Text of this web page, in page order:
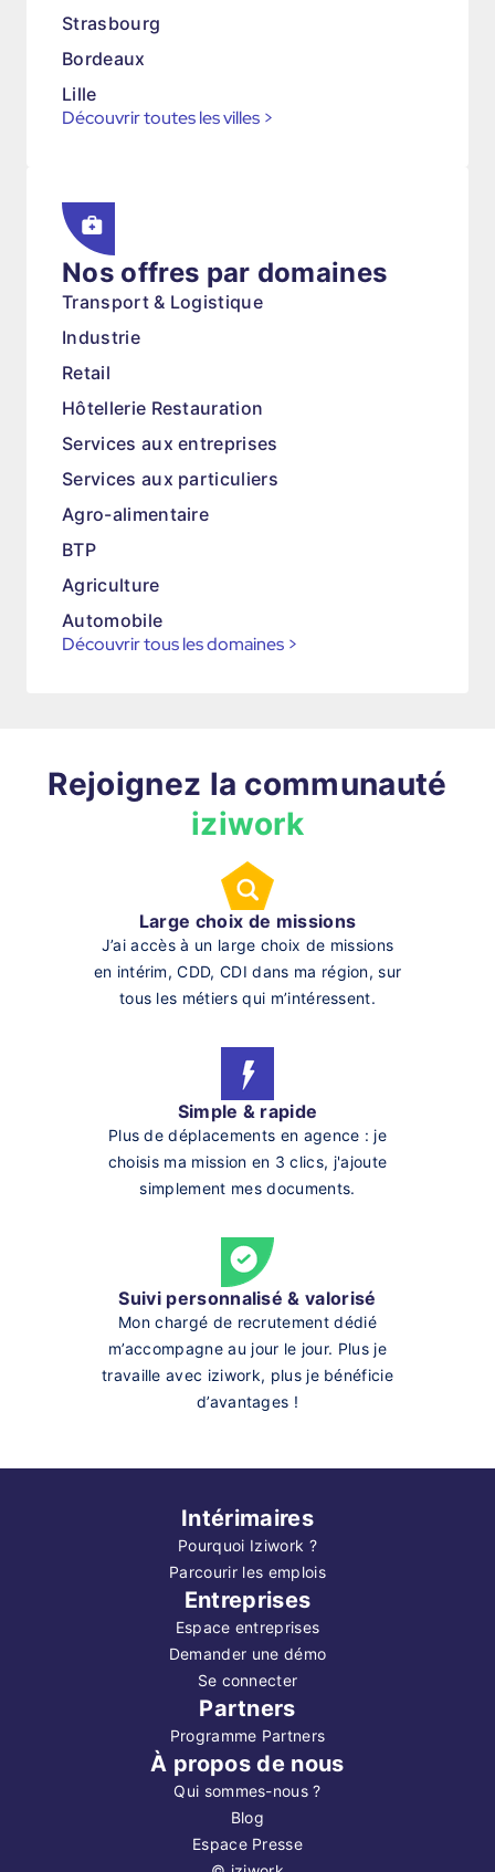
Strasbourg
Bordeaux
Lille
Découvrir toutes les villes >
Nos offres par domaines
Transport & Logistique
Industrie
Retail
Hôtellerie Restauration
Services aux entreprises
Services aux particuliers
Agro-alimentaire
BTP
Agriculture
Automobile
Découvrir tous les domaines >
Rejoignez la communauté
iziwork
Large choix de missions
J’ai accès à un large choix de missions
en intérim, CDD, CDI dans ma région, sur
tous les métiers qui m’intéressent.
Simple & rapide
Plus de déplacements en agence : je
choisis ma mission en 3 clics, j'ajoute
simplement mes documents.
Suivi personnalisé & valorisé
Mon chargé de recrutement dédié
m’accompagne au jour le jour. Plus je
travaille avec iziwork, plus je bénéficie
d’avantages !
Intérimaires
Pourquoi Iziwork ?
Parcourir les emplois
Entreprises
Espace entreprises
Demander une démo
Se connecter
Partners
Programme Partners
À propos de nous
Qui sommes-nous ?
Blog
Espace Presse